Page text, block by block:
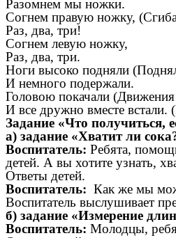
Разомнем мы ножки.
Согнем правую ножку,
Раз, два, три!
Согнем левую ножку,
Раз, два, три.
Ноги высоко подняли
И немного подержали.
Головою покачали
И все дружно вместе встали.
Задание «Что получиться,
а) задание «Хватит ли
Воспитатель: Ребята,
детей. А вы хотите узнать,
Ответы детей.
Воспитатель: Как же мы
Воспитатель выслушивает
б) задание «Измерение
Воспитатель: Молодцы,